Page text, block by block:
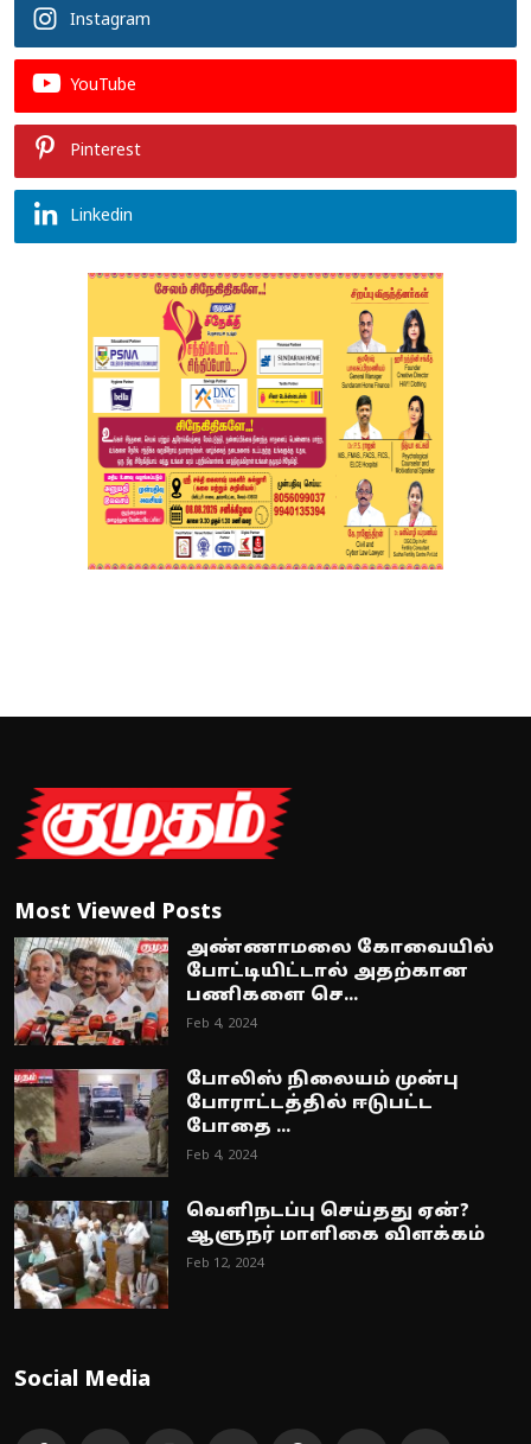
Instagram
YouTube
Pinterest
Linkedin
Most Viewed Posts
அண்ணாமலை கோவையில்
போட்டியிட்டால் அதற்கான
பணிகளை செ...
Feb 4, 2024
போலிஸ் நிலையம் முன்பு
போராட்டத்தில் ஈடுபட்ட
போதை ...
Feb 4, 2024
வெளிநடப்பு செய்தது ஏன்?
ஆளுநர் மாளிகை விளக்கம்
Feb 12, 2024
Social Media